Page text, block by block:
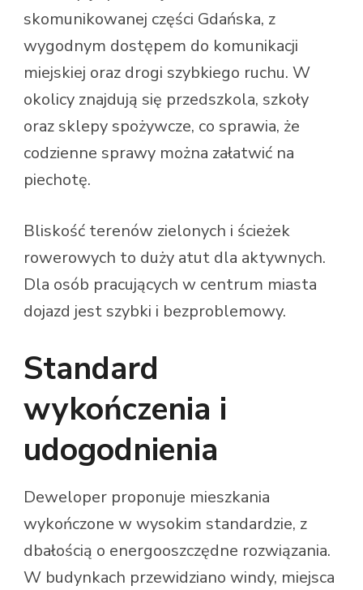
skomunikowanej części Gdańska, z
wygodnym dostępem do komunikacji
miejskiej oraz drogi szybkiego ruchu. W
okolicy znajdują się przedszkola, szkoły
oraz sklepy spożywcze, co sprawia, że
codzienne sprawy można załatwić na
piechotę.
Bliskość terenów zielonych i ścieżek
rowerowych to duży atut dla aktywnych.
Dla osób pracujących w centrum miasta
dojazd jest szybki i bezproblemowy.
Standard
wykończenia i
udogodnienia
Deweloper proponuje mieszkania
wykończone w wysokim standardzie, z
dbałością o energooszczędne rozwiązania.
W budynkach przewidziano windy, miejsca